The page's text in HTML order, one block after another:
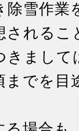
除雪作業
されるこ
きまし
までを目